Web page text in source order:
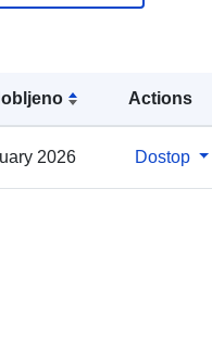
Actions
2026 Dostop
Tip:
Prostorski viri: